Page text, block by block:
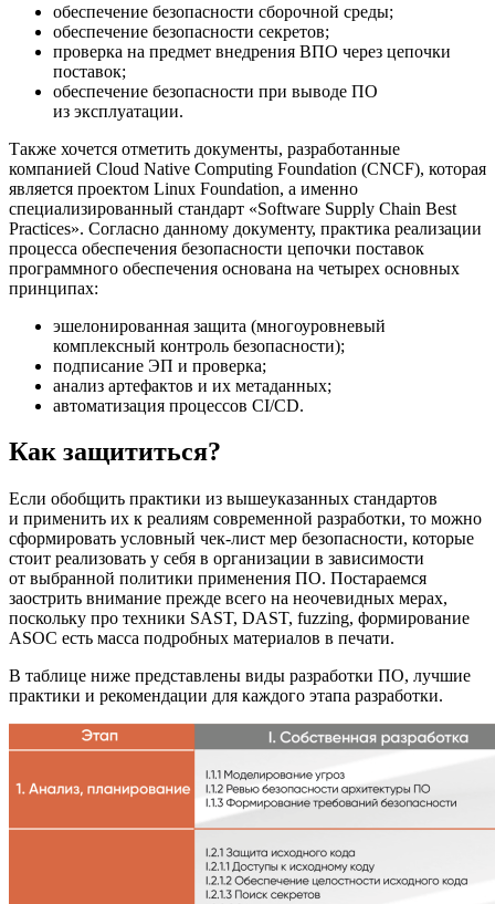
обеспечение безопасности сборочной среды;
обеспечение безопасности секретов;
проверка на предмет внедрения ВПО через цепочки
поставок;
обеспечение безопасности при выводе ПО
из эксплуатации.
Также хочется отметить документы, разработанные
компанией Cloud Native Computing Foundation (CNCF), которая
является проектом Linux Foundation, а именно
специализированный стандарт «Software Supply Chain Best
Practices». Согласно данному документу, практика реализации
процесса обеспечения безопасности цепочки поставок
программного обеспечения основана на четырех основных
принципах:
эшелонированная защита (многоуровневый
комплексный контроль безопасности);
подписание ЭП и проверка;
анализ артефактов и их метаданных;
автоматизация процессов CI/CD.
Как защититься?
Если обобщить практики из вышеуказанных стандартов
и применить их к реалиям современной разработки, то можно
сформировать условный чек-лист мер безопасности, которые
стоит реализовать у себя в организации в зависимости
от выбранной политики применения ПО. Постараемся
заострить внимание прежде всего на неочевидных мерах,
поскольку про техники SAST, DAST, fuzzing, формирование
ASOC есть масса подробных материалов в печати.
В таблице ниже представлены виды разработки ПО, лучшие
практики и рекомендации для каждого этапа разработки.